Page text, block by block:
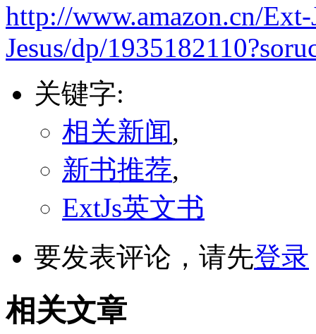
http://www.amazon.cn/
Jesus/dp/
关键字:
相关新闻,
新书推荐,
ExtJs英文书
要发表评论，请先登录
相关文章